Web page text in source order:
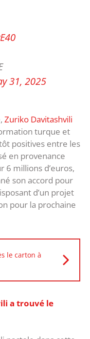
31, 2025
Zuriko Davitashvili
turque et
positives entre les
en provenance
6 millions d’euros,
son accord pour
d’un projet
pour la prochaine
le carton à
a trouvé le